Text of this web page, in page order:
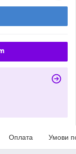
Оплата Умови